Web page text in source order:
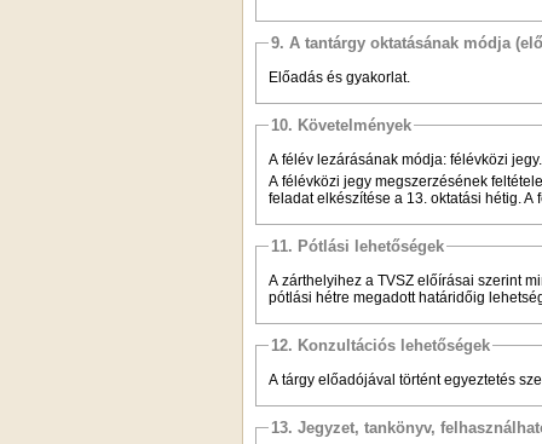
9. A tantárgy oktatásának módja
Előadás és gyakorlat.
10. Követelmények
A félév lezárásának módja: félévközi jegy.
A félévközi jegy megszerzésének
feladat elkészítése a 13. oktatási hétig.
11. Pótlási lehetőségek
A zárthelyihez a TVSZ előírásai szerint
pótlási hétre megadott határidőig
12. Konzultációs lehetőségek
A tárgy előadójával történt egyeztetés
13. Jegyzet, tankönyv,